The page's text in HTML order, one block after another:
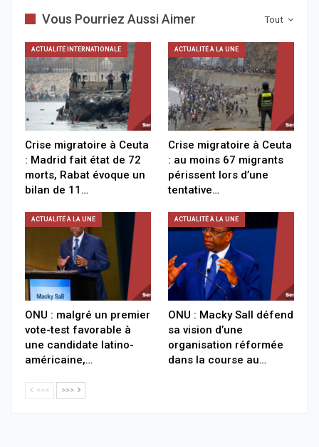
Tout
Vous Pourriez Aussi Aimer
ACTUALITÉ INTERNATIONALE
Crise migratoire à Ceuta
: Madrid fait état de 72
morts, Rabat évoque un
bilan de 11…
ACTUALITÉ À LA UNE
Crise migratoire à Ceuta
: au moins 67 migrants
périssent lors d’une
tentative…
ACTUALITÉ À LA UNE
ONU : malgré un premier
vote-test favorable à
une candidate latino-
américaine,…
ACTUALITÉ À LA UNE
ONU : Macky Sall défend
sa vision d’une
organisation réformée
dans la course au…
<<< >>>